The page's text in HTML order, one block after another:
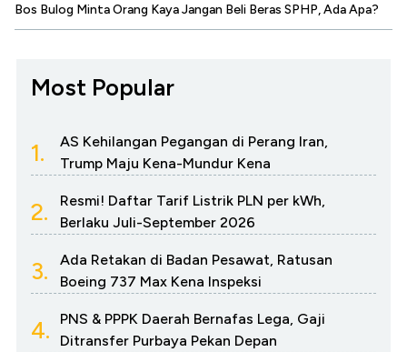
Bos Bulog Minta Orang Kaya Jangan Beli Beras SPHP, Ada Apa?
Most Popular
1.
AS Kehilangan Pegangan di Perang Iran,
Trump Maju Kena-Mundur Kena
2.
Resmi! Daftar Tarif Listrik PLN per kWh,
Berlaku Juli-September 2026
3.
Ada Retakan di Badan Pesawat, Ratusan
Boeing 737 Max Kena Inspeksi
4.
PNS & PPPK Daerah Bernafas Lega, Gaji
Ditransfer Purbaya Pekan Depan